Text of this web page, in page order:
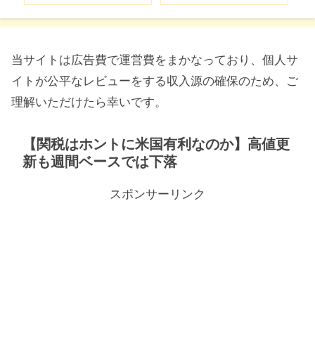
当サイトは広告費で運営費をまかなっており、個人サ
イトが公平なレビューをする収入源の確保のため、ご
理解いただけたら幸いです。
【関税はホントに米国有利なのか】高値更
新も週間ベースでは下落
スポンサーリンク